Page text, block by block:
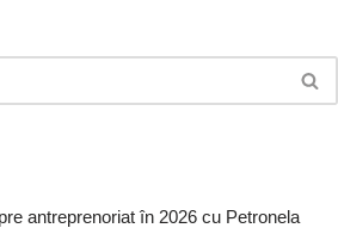
antreprenoriat în 2026 cu Petronela